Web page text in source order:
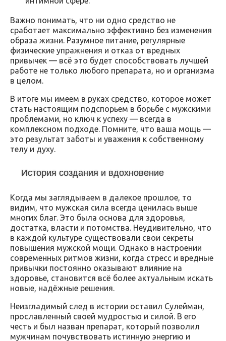
Важно понимать, что ни одно средство не
сработает максимально эффективно без изменения
образа жизни. Разумное питание, регулярные
физические упражнения и отказ от вредных
привычек — всё это будет способствовать лучшей
работе не только любого препарата, но и организма
в целом.
В итоге мы имеем в руках средство, которое может
стать настоящим подспорьем в борьбе с мужскими
проблемами, но ключ к успеху — всегда в
комплексном подходе. Помните, что ваша мощь —
это результат заботы и уважения к собственному
телу и духу.
История создания и вдохновение
Когда мы заглядываем в далекое прошлое, то
видим, что мужская сила всегда ценилась выше
многих благ. Это была основа для здоровья,
достатка, власти и потомства. Неудивительно, что
в каждой культуре существовали свои секреты
повышения мужской мощи. Однако в настроении
современных ритмов жизни, когда стресс и вредные
привычки постоянно оказывают влияние на
здоровье, становится всё более актуальным искать
новые, надёжные решения.
Неизгладимый след в истории оставил Сулейман,
прославленный своей мудростью и силой. В его
честь и был назван препарат, который позволил
мужчинам почувствовать истинную энергию и